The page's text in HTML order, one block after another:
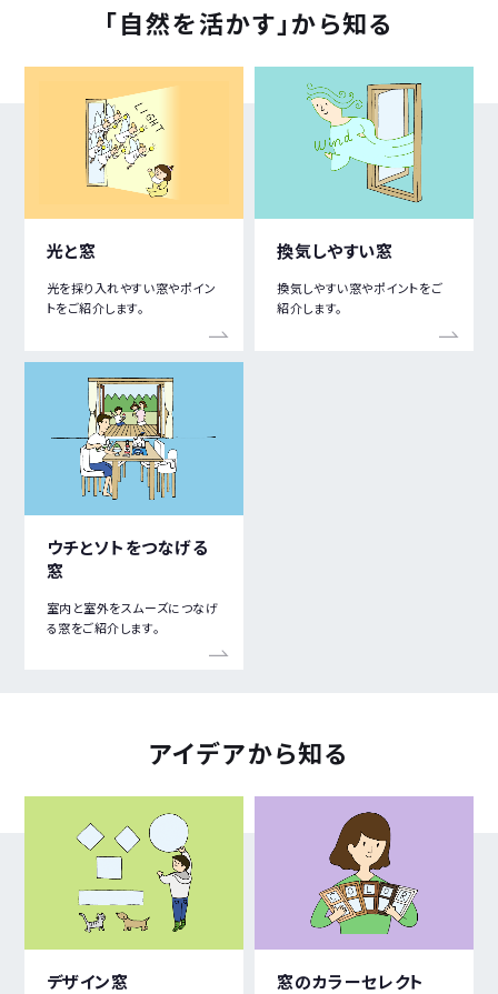
「自然を活かす」から知る
光と窓
光を採り入れやすい窓やポイン
トをご紹介します。
換気しやすい窓
換気しやすい窓やポイントをご
紹介します。
ウチとソトをつなげる
窓
室内と室外をスムーズにつなげ
る窓をご紹介します。
アイデアから知る
デザイン窓 窓のカラーセレクト